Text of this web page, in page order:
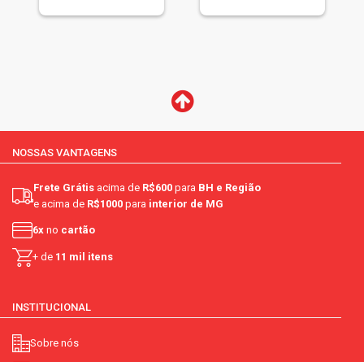
NOSSAS VANTAGENS
Frete Grátis acima de R$600 para BH e Região
e acima de R$1000 para interior de MG
6x no cartão
+ de 11 mil itens
INSTITUCIONAL
Sobre nós